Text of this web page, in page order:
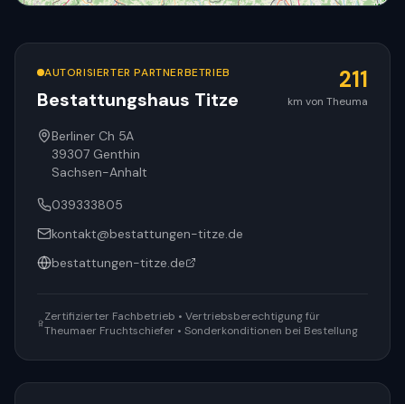
AUTORISIERTER PARTNERBETRIEB
Bestattungshaus Titze
211
km von Theuma
Berliner Ch 5A
39307 Genthin
Sachsen-Anhalt
039333805
kontakt@bestattungen-titze.de
bestattungen-titze.de
Zertifizierter Fachbetrieb • Vertriebsberechtigung für
Theumaer Fruchtschiefer • Sonderkonditionen bei Bestellung